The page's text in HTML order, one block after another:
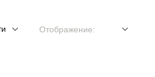
Отображение: